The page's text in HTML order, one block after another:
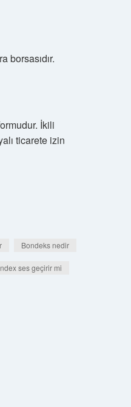
borsasıdır.
İkili
ticarete izin
Bondeks nedir
ses geçirir mi